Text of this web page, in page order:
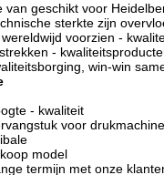
van geschikt voor
sterkte zijn
voorzien -
-
win-win
- kwaliteit
voor
model
termijn met onze